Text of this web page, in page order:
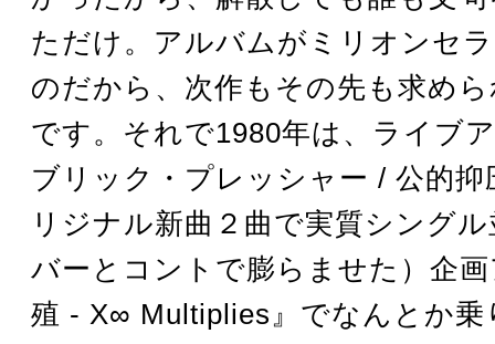
ただけ。アルバムがミリオンセ
のだから、次作もその先も求め
です。それで1980年は、ライブ
ブリック・プレッシャー / 公的抑
リジナル新曲２曲で実質シング
バーとコントで膨らませた）企
殖 - X∞ Multiplies』でなんとか乗